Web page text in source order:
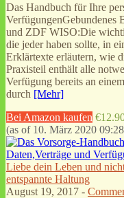
Das Handbuch für Ihre
VerfügungenGebundenes
und ZDF WISO:Die
die jeder haben sollte, in
Erklärtexte erläutern, wie
Praxisteil enthält alle
Verfügung bereits an
durch [Mehr]
Bei Amazon kaufen
(as of 10. März 2020
Liebe dein Leben und
entspannte Haltung
August 19, 2017 -